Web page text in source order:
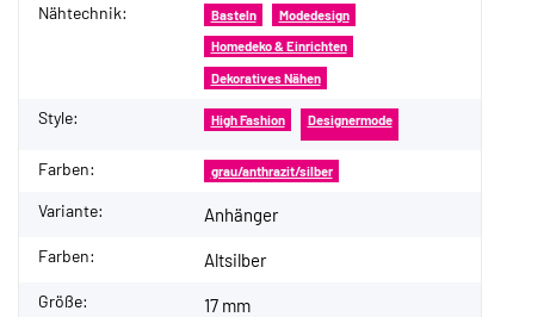
Nähtechnik: Basteln Modedesign
Homedeko & Einrichten
Dekoratives Nähen
Style: High Fashion Designermode
Farben: grau/anthrazit/silber
Variante: Anhänger
Farben: Altsilber
Größe: 17 mm